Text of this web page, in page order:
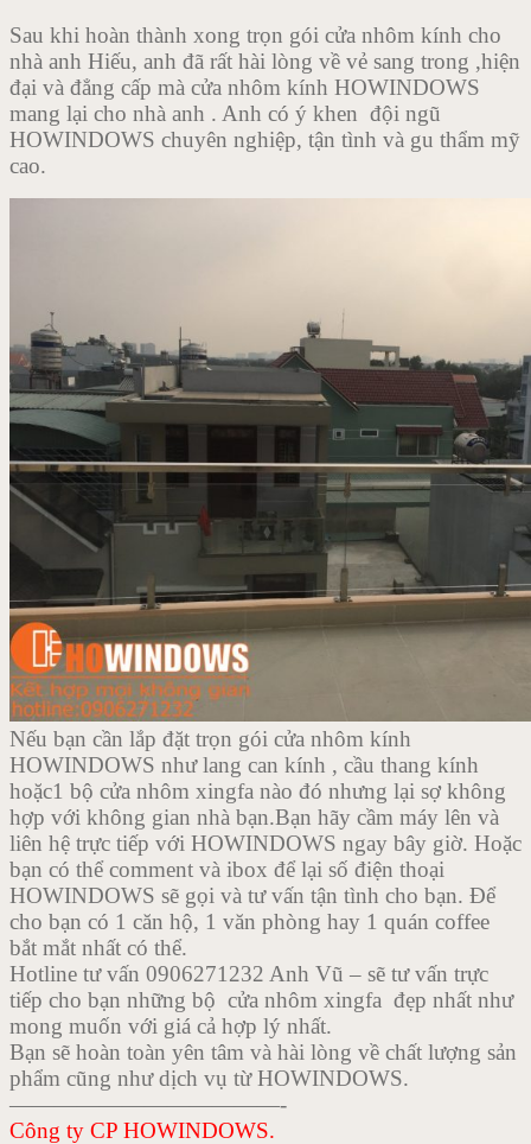
Sau khi hoàn thành xong trọn gói cửa nhôm kính cho
nhà anh Hiếu, anh đã rất hài lòng về vẻ sang trong ,hiện
đại và đẳng cấp mà cửa nhôm kính HOWINDOWS
mang lại cho nhà anh . Anh có ý khen đội ngũ
HOWINDOWS chuyên nghiệp, tận tình và gu thẩm mỹ
cao.
Nếu bạn cần lắp đặt trọn gói cửa nhôm kính
HOWINDOWS như lang can kính , cầu thang kính
hoặc1 bộ cửa nhôm xingfa nào đó nhưng lại sợ không
hợp với không gian nhà bạn.Bạn hãy cầm máy lên và
liên hệ trực tiếp với HOWINDOWS ngay bây giờ. Hoặc
bạn có thể comment và ibox để lại số điện thoại
HOWINDOWS sẽ gọi và tư vấn tận tình cho bạn. Để
cho bạn có 1 căn hộ, 1 văn phòng hay 1 quán coffee
bắt mắt nhất có thể.
Hotline tư vấn 0906271232 Anh Vũ – sẽ tư vấn trực
tiếp cho bạn những bộ cửa nhôm xingfa đẹp nhất như
mong muốn với giá cả hợp lý nhất.
Bạn sẽ hoàn toàn yên tâm và hài lòng về chất lượng sản
phẩm cũng như dịch vụ từ HOWINDOWS.
————————————-
Công ty CP HOWINDOWS.